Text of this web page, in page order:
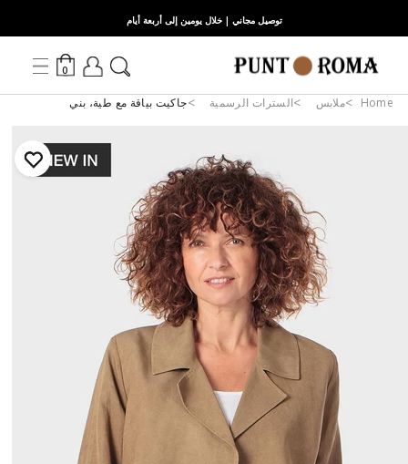
توصيل مجاني | خلال يومين إلى أربعة أيام
0
Home ملابس السترات الرسمية جاكيت بياقة مع طية، بني